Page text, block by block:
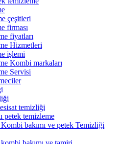
çeşitleri
firması
fiyatları
Hizmetleri
işlemi
Kombi markaları
Servisi
temizliği
petek temizleme
bakımı ve petek Temizliği